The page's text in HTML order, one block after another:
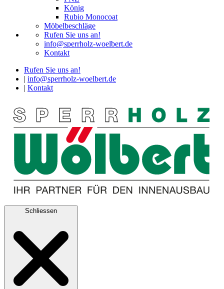
König
Rubio Monocoat
Möbelbeschläge
Rufen Sie uns an!
info@sperrholz-woelbert.de
Kontakt
Rufen Sie uns an!
info@sperrholz-woelbert.de
Kontakt
Schliessen